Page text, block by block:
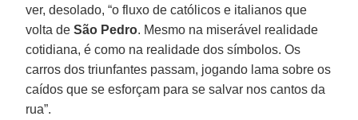
ver, desolado, “o fluxo de católicos e italianos que
volta deSão Pedro. Mesmo na miserável realidade
cotidiana, é como na realidade dos símbolos. Os
carros dos triunfantes passam, jogando lama sobre os
caídos que se esforçam para se salvar nos cantos da
rua”.